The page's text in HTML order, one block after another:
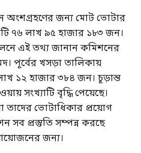
অংশগ্রহণের জন্য মোট ভোটার
৭৬ লাখ ৯৫ হাজার ১৮৩ জন।
এই তথ্য জানান কমিশনের
পূর্বের খসড়া তালিকায়
১২ হাজার ৩৮৪ জন। চূড়ান্ত
সংখ্যাটি বৃদ্ধি পেয়েছে।
তাদের ভোটাধিকার প্রয়োগ
সব প্রস্তুতি সম্পন্ন করছে
জন্য।